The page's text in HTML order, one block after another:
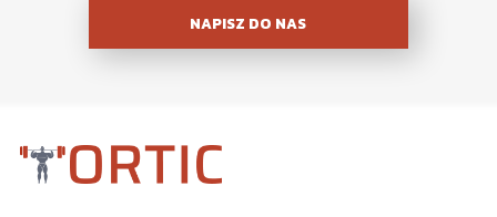
NAPISZ DO NAS